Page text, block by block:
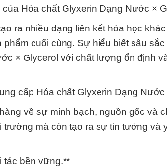
Hóa chất Glyxerin Dạng Nước ×
ra nhiều dạng liên kết hóa học
cuối cùng. Sự hiểu biết sâu
× Glycerol với chất lượng ổn định
cấp Hóa chất Glyxerin Dạng Nước
về sự minh bạch, nguồn gốc và
mà còn tạo ra sự tin tưởng và
tác bền vững.**